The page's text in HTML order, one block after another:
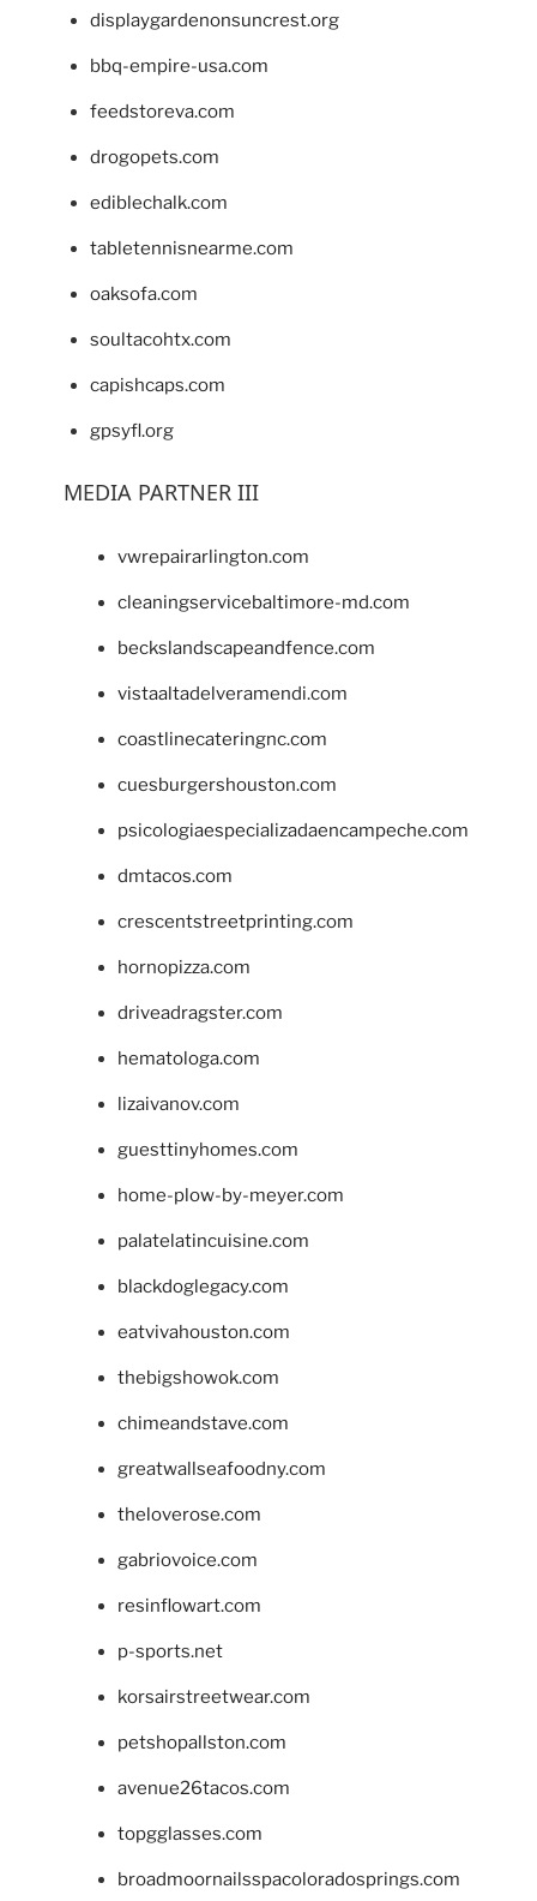
displaygardenonsuncrest.org
bbq-empire-usa.com
feedstoreva.com
drogopets.com
ediblechalk.com
tabletennisnearme.com
oaksofa.com
soultacohtx.com
capishcaps.com
gpsyfl.org
MEDIA PARTNER III
vwrepairarlington.com
cleaningservicebaltimore-md.com
beckslandscapeandfence.com
vistaaltadelveramendi.com
coastlinecateringnc.com
cuesburgershouston.com
psicologiaespecializadaencampeche.com
dmtacos.com
crescentstreetprinting.com
hornopizza.com
driveadragster.com
hematologa.com
lizaivanov.com
guesttinyhomes.com
home-plow-by-meyer.com
palatelatincuisine.com
blackdoglegacy.com
eatvivahouston.com
thebigshowok.com
chimeandstave.com
greatwallseafoodny.com
theloverose.com
gabriovoice.com
resinflowart.com
p-sports.net
korsairstreetwear.com
petshopallston.com
avenue26tacos.com
topgglasses.com
broadmoornailsspacoloradosprings.com